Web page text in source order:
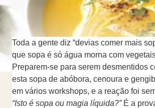
Toda a gente diz “devias comer mais
que sopa é só água morna com
Preparem-se para serem desmentidos
esta sopa de abóbora, cenoura e
em vários workshops, e a reação foi
“Isto é sopa ou magia líquida?”É a